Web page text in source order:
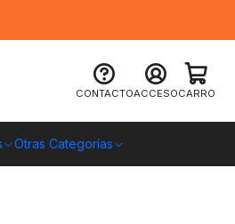
CONTACTOACCESOCARRO
Otras Categorías
Yama White